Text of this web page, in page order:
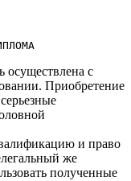
осуществлена с
Приобретение
и право
же
полученные